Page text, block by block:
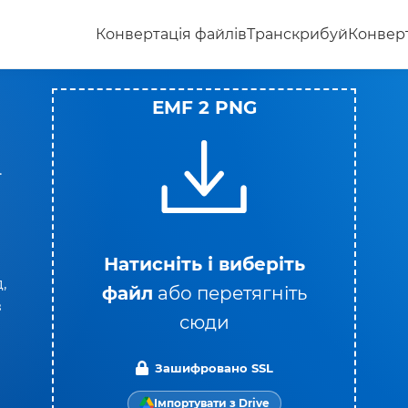
Конвертація файлівТранскрибуй
EMF 2 PNG
Натисніть і виберіть
файл або перетягніть
сюди
Зашифровано SSL
Імпортувати з Drive